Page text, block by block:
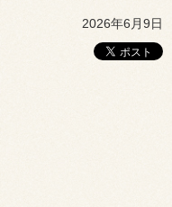
2026年6月9日